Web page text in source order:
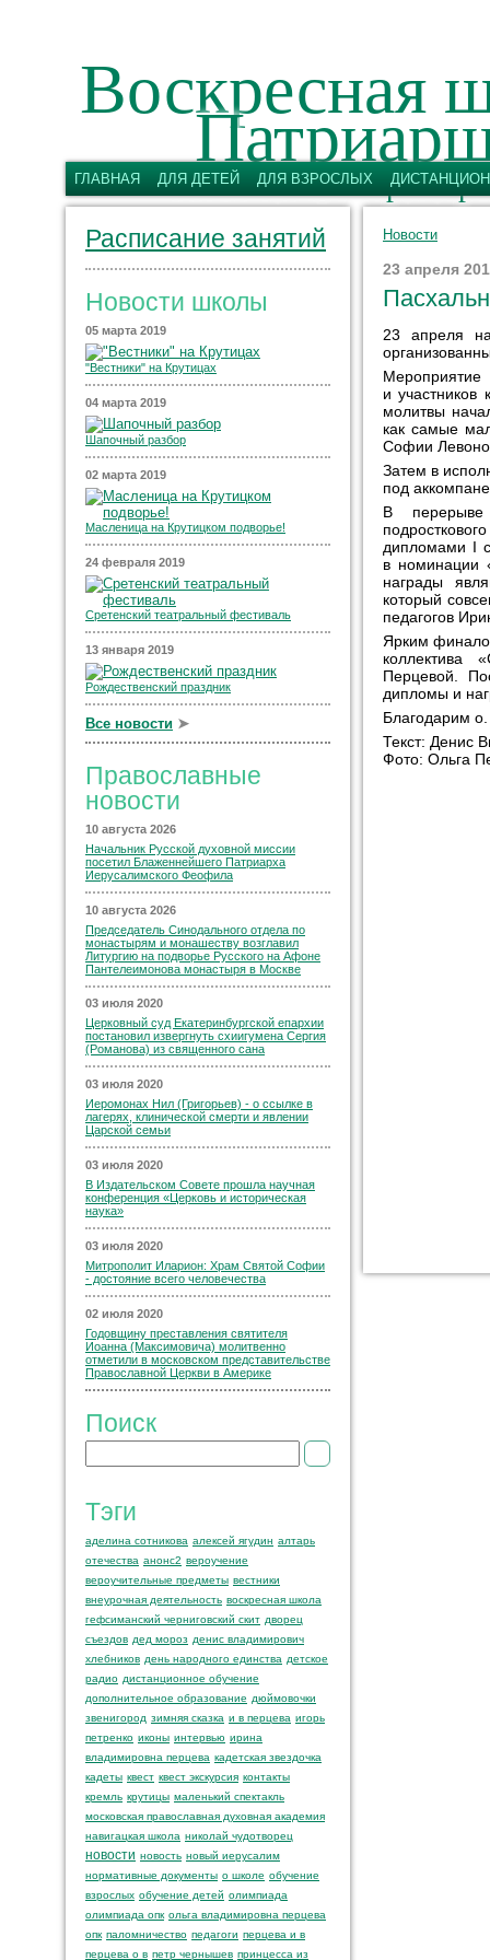
Воскресная
имени святых
ГЛАВНАЯ ДЛЯ ДЕТЕЙ ДЛЯ ВЗРОСЛЫХ
Расписание занятий
Новости школы
05 марта 2019
"Вестники" на Крутицах
04 марта 2019
Шапочный разбор
02 марта 2019
Масленица на Крутицком подворье!
24 февраля 2019
Сретенский театральный фестиваль
13 января 2019
Рождественский праздник
Все новости ➤
Православные
новости
10 августа 2026
Начальник Русской духовной миссии
посетил Блаженнейшего Патриарха
Иерусалимского Феофила
10 августа 2026
Председатель Синодального отдела по
монастырям и монашеству возглавил
Литургию на подворье Русского на Афоне
Пантелеимонова монастыря в Москве
03 июля 2020
Церковный суд Екатеринбургской епархии
постановил извергнуть схиигумена Сергия
(Романова) из священного сана
03 июля 2020
Иеромонах Нил (Григорьев) - о ссылке в
лагерях, клинической смерти и явлении
Царской семьи
03 июля 2020
В Издательском Совете прошла научная
конференция «Церковь и историческая
наука»
03 июля 2020
Митрополит Иларион: Храм Святой Софии
- достояние всего человечества
02 июля 2020
Годовщину преставления святителя
Иоанна (Максимовича) молитвенно
отметили в московском представительстве
Православной Церкви в Америке
Поиск
Тэги
аделина сотникова алексей ягудин алтарь
отечества анонс2 вероучение
вероучительные предметы вестники
внеурочная деятельность воскресная школа
гефсиманский черниговский скит дворец
съездов дед мороз денис владимирович
хлебников день народного единства детское
радио дистанционное обучение
дополнительное образование дюймовочки
звенигород зимняя сказка и в перцева игорь
петренко иконы интервью ирина
владимировна перцева кадетская звездочка
кадеты квест квест экскурсия контакты
кремль крутицы маленький спектакль
московская православная духовная академия
навигацкая школа николай чудотворец
новости новость новый иерусалим
нормативные документы о школе обучение
взрослых обучение детей олимпиада
олимпиада опк ольга владимировна перцева
опк паломничество педагоги перцева и в
перцева о в петр чернышев принцесса из
Новости
23 апреля
23 апреля
и участников
молитвы
как самые
Софии
Затем в
под
В перерыве
дипломами I
в номинации
награды
который
педагогов
Ярким
коллектива
Перцевой.
дипломы и
Благодарим о.
Текст: Денис
Фото: Ольга